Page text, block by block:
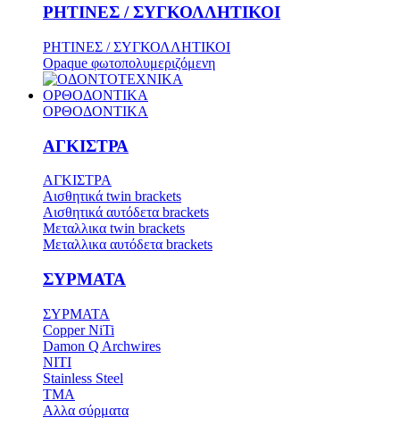
ΡΗΤΙΝΕΣ / ΣΥΓΚΟΛΛΗΤΙΚΟΙ
ΡΗΤΙΝΕΣ / ΣΥΓΚΟΛΛΗΤΙΚΟΙ
Opaque φωτοπολυμεριζόμενη
ΟΡΘΟΔΟΝΤΙΚΑ
ΟΡΘΟΔΟΝΤΙΚΑ
ΑΓΚΙΣΤΡΑ
ΑΓΚΙΣΤΡΑ
Aισθητικά twin brackets
Αισθητικά αυτόδετα brackets
Μεταλλικα twin brackets
Μεταλλικα αυτόδετα brackets
ΣΥΡΜΑΤΑ
ΣΥΡΜΑΤΑ
Copper NiTi
Damon Q Archwires
NITI
Stainless Steel
TMA
Αλλα σύρματα